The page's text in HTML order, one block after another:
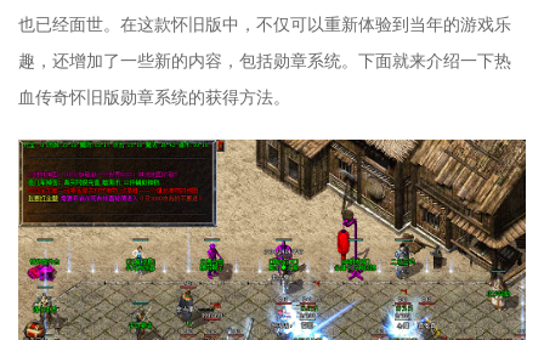
也已经面世。在这款怀旧版中，不仅可以重新体验到当年的游戏乐
趣，还增加了一些新的内容，包括勋章系统。下面就来介绍一下热
血传奇怀旧版勋章系统的获得方法。